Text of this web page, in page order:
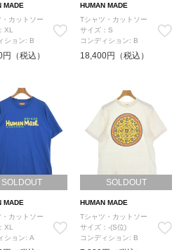
MADE
カットソー
XL
ション: B
（税込）
HUMAN MADE
Tシャツ・カットソー
サイズ：S
コンディション: B
18,400円（税込）
SOLDOUT
MADE
カットソー
XL
ション: A
SOLDOUT
HUMAN MADE
Tシャツ・カットソー
サイズ：-(S位)
コンディション: B